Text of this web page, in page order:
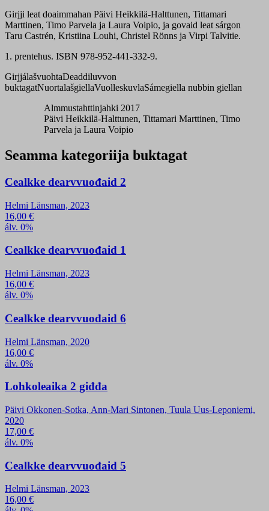
Girjji leat doaimmahan Päivi Heikkilä-Halttunen, Tittamari
Marttinen, Timo Parvela ja Laura Voipio, ja govaid leat sárgon
Taru Castrén, Kristiina Louhi, Christel Rönns ja Virpi Talvitie.
1. prentehus. ISBN 978-952-441-332-9.
GirjjálašvuohtaDeaddiluvvon
buktagatNuortalašgiellaVuolleskuvlaSámegiella nubbin giellan
Almmustahttinjahki 2017
Päivi Heikkilä-Halttunen, Tittamari Marttinen, Timo
Parvela ja Laura Voipio
Seamma kategoriija buktagat
Cealkke dearvvuođaid 2
Helmi Länsman, 2023
16,00 €
álv. 0%
Cealkke dearvvuođaid 1
Helmi Länsman, 2023
16,00 €
álv. 0%
Cealkke dearvvuođaid 6
Helmi Länsman, 2020
16,00 €
álv. 0%
Lohkoleaika 2 giđđa
Päivi Okkonen-Sotka, Ann-Mari Sintonen, Tuula Uus-Leponiemi,
2020
17,00 €
álv. 0%
Cealkke dearvvuođaid 5
Helmi Länsman, 2023
16,00 €